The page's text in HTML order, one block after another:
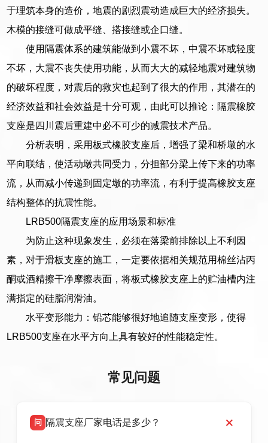
于理筑本身的造价，地震的剧烈震动造成巨大的经济损失。
木模的接缝可做成平缝、搭接缝或企口缝。
使用隔震体系的建筑能做到小震不坏，中震不坏或轻度
不坏，大震不丧失使用功能，从而大大的减轻地震对建筑物
的破坏程度，对震后的救灾也起到了很大的作用，其潜在的
经济效益和社会效益是十分可观，由此可以推论：隔震橡胶
支座是四川震后重建中必不可少的减震技术产品。
分析表明，采用板式橡胶支座后，增强了梁和桥墩的水
平向联结，使活动墩共同受力，分担部分梁上传下来的功率
流，从而减小传递到固定墩的功率流，有利于提高橡胶支座
结构整体的抗震性能。
LRB500隔震支座的应用场景和标准
为防止这种现象发生，必须在落梁前排除以上不利因
素，对于滑板支座的施工，一定要依据相关规范用棉丝沾丙
酮或酒精擦干净摩擦表面，将板式橡胶支座上的贮油槽内注
满指定的硅脂润滑油。
水平变形能力：铅芯能够很好地追随支座变形，使得
LRB500支座在水平方向上具有较好的性能稳定性。
常见问题
问 隔震支座厂家电话是多少？